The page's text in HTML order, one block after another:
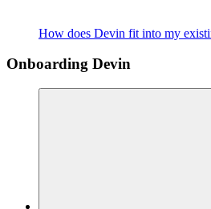
How does Devin fit into my
Onboarding Devin